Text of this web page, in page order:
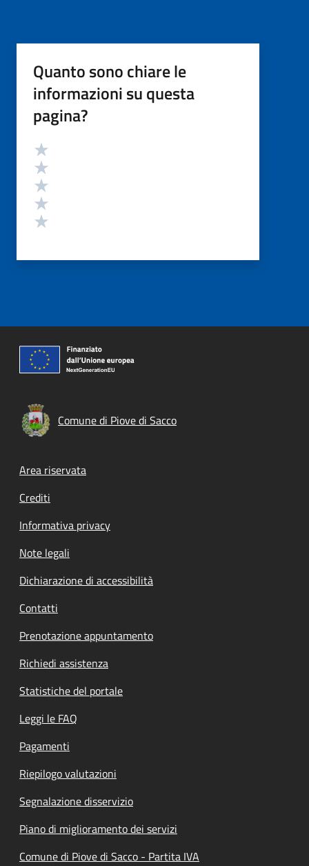
Quanto sono chiare le
informazioni su questa
pagina?
Valutazione
Comune di Piove di Sacco
Footer menu
Area riservata
Crediti
Informativa privacy
Note legali
Dichiarazione di accessibilità
Contatti
Prenotazione appuntamento
Richiedi assistenza
Statistiche del portale
Leggi le FAQ
Pagamenti
Riepilogo valutazioni
Segnalazione disservizio
Piano di miglioramento dei servizi
Comune di Piove di Sacco - Partita IVA